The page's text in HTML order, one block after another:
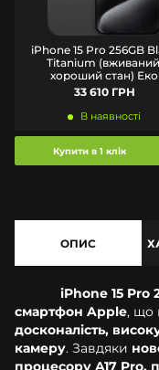
iPhone 15 Pro 256GB
Titanium
хороший стан) Еко
33 610 ГРН
В наявності
Купити в 1 клік
ОПИС
iPhone 15 Pro
смартфон Apple, що
досконалість,
камеру. Завдяки
процесору A17 Pro,